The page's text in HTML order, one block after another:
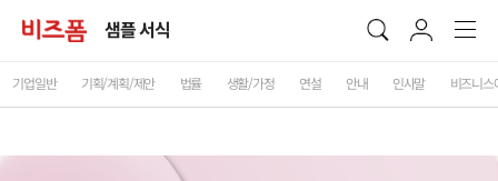
샘플 서식
기업일반 기획/계획/제안 법률 생활/가정 연설 안내 인사말 비즈니스